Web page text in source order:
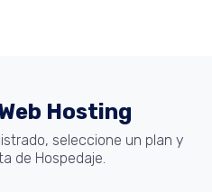
Hosting
seleccione un plan y
de Hospedaje.